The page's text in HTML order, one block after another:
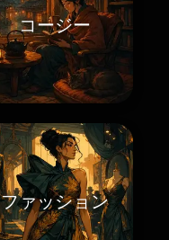
コージー
ファッション